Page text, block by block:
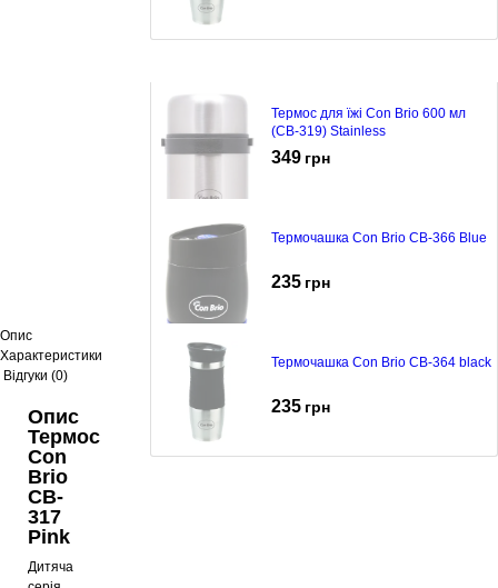
Термос для їжі Con Brio 600 мл
(CB-319) Stainless
349 грн
Термочашка Con Brio CB-366 Blue
235 грн
Термочашка Con Brio CB-364 black
235 грн
Опис
Характеристики
Відгуки (0)
Опис
Термос
Con
Brio
CB-
317
Pink
Дитяча